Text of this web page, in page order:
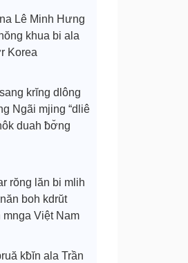
Lê Minh Hưng
khua bi ala
Korea
krĭng dlông
Ngãi mjing “dliê
duah ƀơ̆ng
rŏng lăn bi mlih
boh kdrŭt
mnga Việt Nam
kƀĭn ala Trần